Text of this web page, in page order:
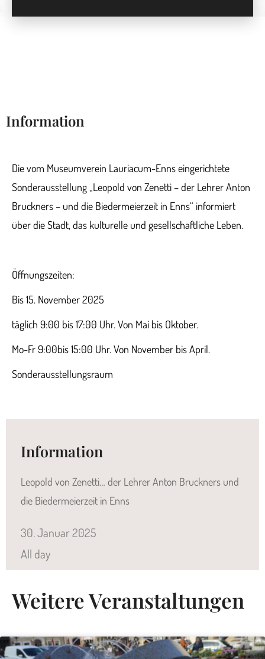
Information
Die vom Museumverein Lauriacum-Enns eingerichtete
Sonderausstellung „Leopold von Zenetti – der Lehrer Anton
Bruckners – und die Biedermeierzeit in Enns“ informiert
über die Stadt, das kulturelle und gesellschaftliche Leben.
Öffnungszeiten:
Bis 15. November 2025
täglich 9:00 bis 17:00 Uhr. Von Mai bis Oktober.
Mo-Fr 9:00bis 15:00 Uhr. Von November bis April.
Sonderausstellungsraum
Information
Leopold von Zenetti… der Lehrer Anton Bruckners und
die Biedermeierzeit in Enns
30.Januar2025
All day
Weitere Veranstaltungen